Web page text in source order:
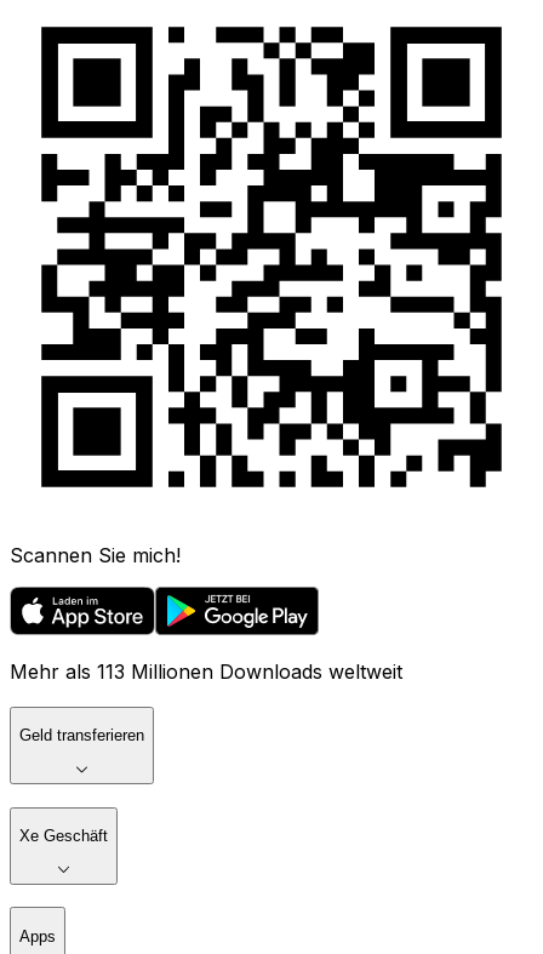
Scannen Sie mich!
Mehr als 113 Millionen Downloads weltweit
Geld transferieren
Xe Geschäft
Apps